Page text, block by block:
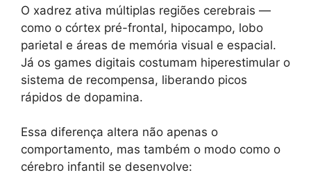
O xadrez ativa múltiplas regiões cerebrais —
como o córtex pré-frontal, hipocampo, lobo
parietal e áreas de memória visual e espacial.
Já os games digitais costumam hiperestimular o
sistema de recompensa, liberando picos
rápidos de dopamina.
Essa diferença altera não apenas o
comportamento, mas também o modo como o
cérebro infantil se desenvolve: